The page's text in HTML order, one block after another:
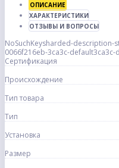
ОПИСАНИЕ
ХАРАКТЕРИСТИКИ
ОТЗЫВЫ И ВОПРОСЫ
NoSuchKeysharded-description-
0066f216eb-3ca3c-
Сертификация
Происхождение
Тип товара
Тип
Установка
Размер